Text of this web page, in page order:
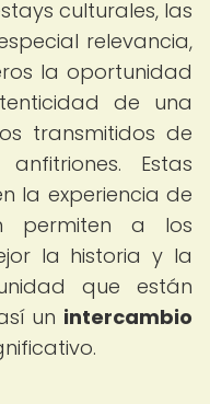
culturales, las
relevancia,
la oportunidad
de una
transmitidos de
Estas
la experiencia de
permiten a los
la historia y la
que están
un intercambio